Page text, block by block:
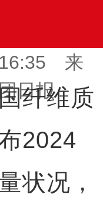
来
日报
纤维质
2024
状况，